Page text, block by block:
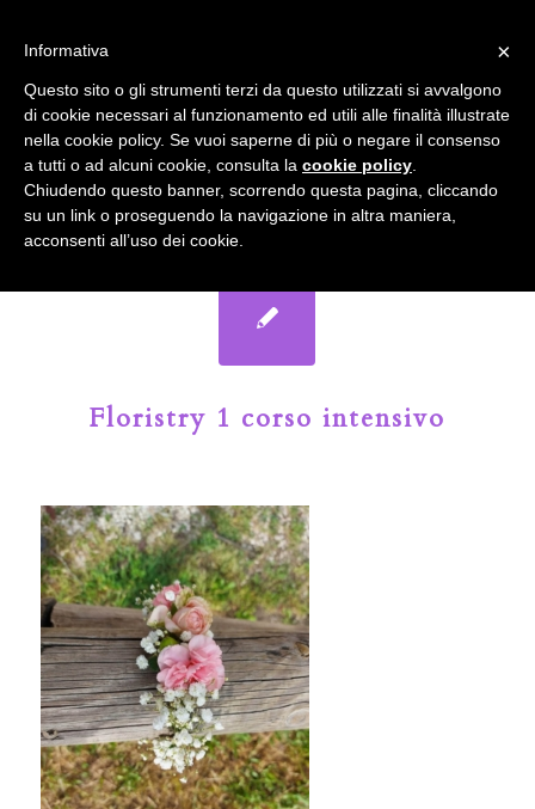
Il Blog del Garden Club di Bologna
Floristry 1 corso intensivo
accetta l'uso dei cookies previsto nella pagina dedicata.
Fai clic per abilitare/disabilitare il tracciamento di
Google Analytics.
OK Privacy e cookie policy
×
Informativa
Questo sito o gli strumenti terzi da questo utilizzati si avvalgono
di cookie necessari al funzionamento ed utili alle finalità illustrate
nella cookie policy. Se vuoi saperne di più o negare il consenso
a tutti o ad alcuni cookie, consulta la cookie policy
Chiudendo questo banner, scorrendo questa pagina, cliccando
su un link o proseguendo la navigazione in altra maniera,
acconsenti all’uso dei cookie.